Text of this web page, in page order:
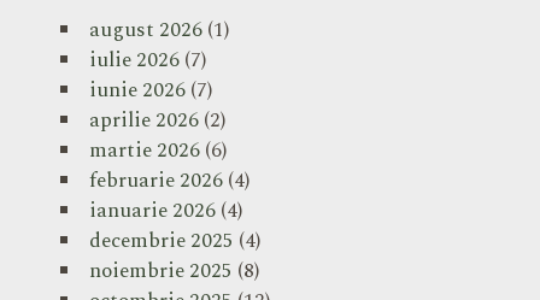
august 2026(1)
iulie 2026(7)
iunie 2026(7)
aprilie 2026(2)
martie 2026(6)
februarie 2026(4)
ianuarie 2026(4)
decembrie 2025 (4)
noiembrie 2025 (8)